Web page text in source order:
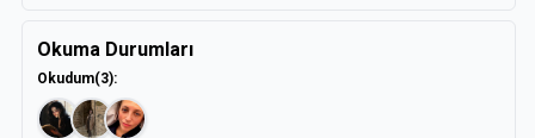
Okuma Durumları
Okudum(3):